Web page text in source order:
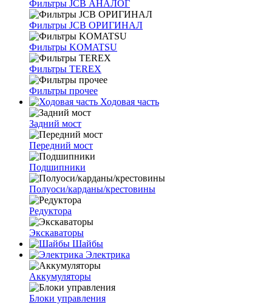
Фильтры JCB АНАЛОГ
Фильтры JCB ОРИГИНАЛ
Фильтры KOMATSU
Фильтры TEREX
Фильтры прочее
Ходовая часть
Задний мост
Передний мост
Подшипники
Полуоси/карданы/крестовины
Редуктора
Экскаваторы
Шайбы
Электрика
Аккумуляторы
Блоки управления